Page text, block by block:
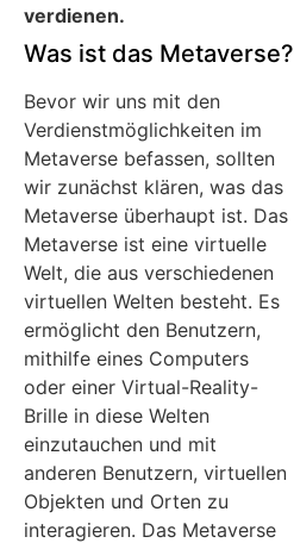
verdienen.
Was ist das Metaverse?
Bevor wir uns mit den
Verdienstmöglichkeiten im
Metaverse befassen, sollten
wir zunächst klären, was das
Metaverse überhaupt ist. Das
Metaverse ist eine virtuelle
Welt, die aus verschiedenen
virtuellen Welten besteht. Es
ermöglicht den Benutzern,
mithilfe eines Computers
oder einer Virtual-Reality-
Brille in diese Welten
einzutauchen und mit
anderen Benutzern, virtuellen
Objekten und Orten zu
interagieren. Das Metaverse